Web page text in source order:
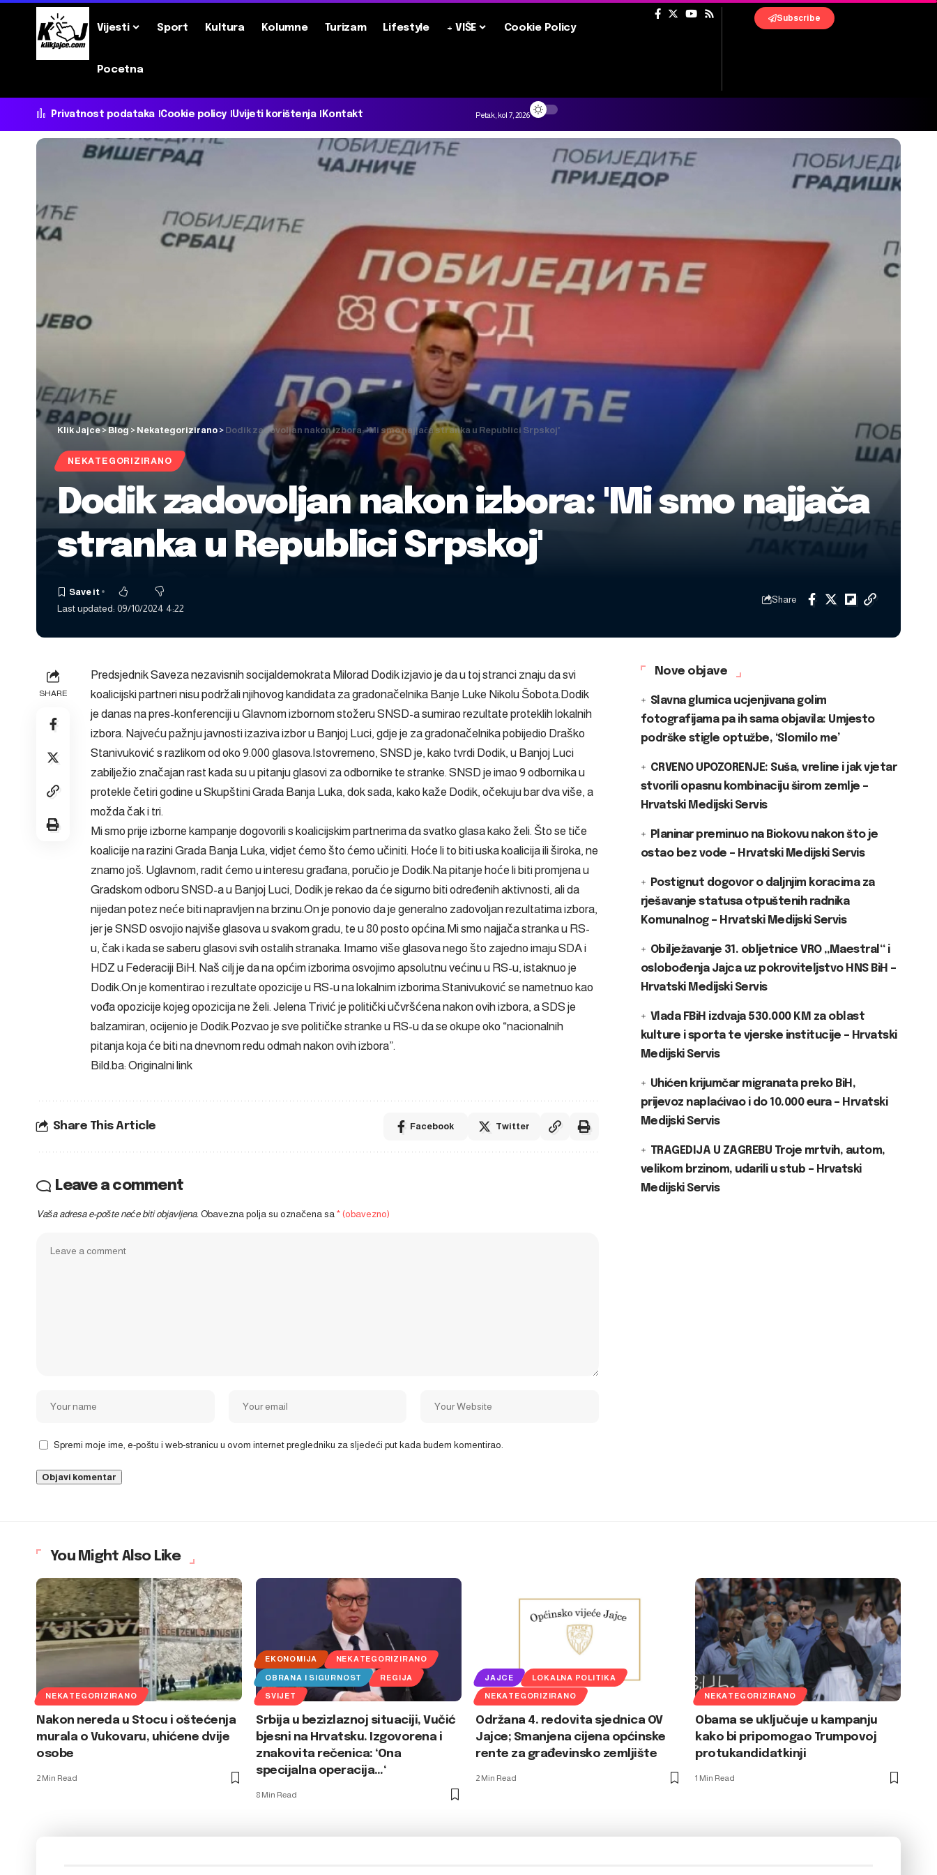
Vijesti Sport Kultura Kolumne Turizam Lifestyle + VIŠE Cookie Policy
Pocetna
Subscribe
Privatnost podataka Cookie policy Uvijeti korištenja Kontakt Petak, kol 7, 2026
Klik Jajce>Blog > Nekategorizirano > Dodik zadovoljan nakon izbora: 'Mi smo najjača stranka u Republici Srpskoj'
NEKATEGORIZIRANO
Dodik zadovoljan nakon izbora: 'Mi smo najjača
stranka u Republici Srpskoj'
Last updated: 09/10/2024 4:22
Share
SHARE
Predsjednik Saveza nezavisnih socijaldemokrata Milorad Dodik izjavio je da u toj stranci znaju da svi
koalicijski partneri nisu podržali njihovog kandidata za gradonačelnika Banje Luke Nikolu Šobota.Dodik
je danas na pres-konferenciji u Glavnom izbornom stožeru SNSD-a sumirao rezultate proteklih lokalnih
izbora. Najveću pažnju javnosti izaziva izbor u Banjoj Luci, gdje je za gradonačelnika pobijedio Draško
Stanivuković s razlikom od oko 9.000 glasova.Istovremeno, SNSD je, kako tvrdi Dodik, u Banjoj Luci
zabilježio značajan rast kada su u pitanju glasovi za odbornike te stranke. SNSD je imao 9 odbornika u
protekle četiri godine u Skupštini Grada Banja Luka, dok sada, kako kaže Dodik, očekuju bar dva više, a
možda čak i tri.
Mi smo prije izborne kampanje dogovorili s koalicijskim partnerima da svatko glasa kako želi. Što se tiče
koalicije na razini Grada Banja Luka, vidjet ćemo što ćemo učiniti. Hoće li to biti uska koalicija ili široka, ne
znamo još. Uglavnom, radit ćemo u interesu građana, poručio je Dodik.Na pitanje hoće li biti promjena u
Gradskom odboru SNSD-a u Banjoj Luci, Dodik je rekao da će sigurno biti određenih aktivnosti, ali da
nijedan potez neće biti napravljen na brzinu.On je ponovio da je generalno zadovoljan rezultatima izbora,
jer je SNSD osvojio najviše glasova u svakom gradu, te u 80 posto općina.Mi smo najjača stranka u RS-
u, čak i kada se saberu glasovi svih ostalih stranaka. Imamo više glasova nego što zajedno imaju SDA i
HDZ u Federaciji BiH. Naš cilj je da na općim izborima osvojimo apsolutnu većinu u RS-u, istaknuo je
Dodik.On je komentirao i rezultate opozicije u RS-u na lokalnim izborima.Stanivuković se nametnuo kao
vođa opozicije kojeg opozicija ne želi. Jelena Trivić je politički učvršćena nakon ovih izbora, a SDS je
balzamiran, ocijenio je Dodik.Pozvao je sve političke stranke u RS-u da se okupe oko “nacionalnih
pitanja koja će biti na dnevnom redu odmah nakon ovih izbora”.
Bild.ba: Originalni link
Share This Article Facebook Twitter
Leave a comment
Vaša adresa e-pošte neće biti objavljena. Obavezna polja su označena sa * (obavezno)
Spremi moje ime, e-poštu i web-stranicu u ovom internet pregledniku za sljedeći put kada budem komentirao.
Nove objave
Slavna glumica ucjenjivana golim
fotografijama pa ih sama objavila: Umjesto
podrške stigle optužbe, ‘Slomilo me’
CRVENO UPOZORENJE: Suša, vreline i jak vjetar
stvorili opasnu kombinaciju širom zemlje –
Hrvatski Medijski Servis
Planinar preminuo na Biokovu nakon što je
ostao bez vode – Hrvatski Medijski Servis
Postignut dogovor o daljnjim koracima za
rješavanje statusa otpuštenih radnika
Komunalnog – Hrvatski Medijski Servis
Obilježavanje 31. obljetnice VRO „Maestral“ i
oslobođenja Jajca uz pokroviteljstvo HNS BiH –
Hrvatski Medijski Servis
Vlada FBiH izdvaja 530.000 KM za oblast
kulture i sporta te vjerske institucije – Hrvatski
Medijski Servis
Uhićen krijumčar migranata preko BiH,
prijevoz naplaćivao i do 10.000 eura – Hrvatski
Medijski Servis
TRAGEDIJA U ZAGREBU Troje mrtvih, autom,
velikom brzinom, udarili u stub – Hrvatski
Medijski Servis
You Might Also Like
NEKATEGORIZIRANO
Nakon nereda u Stocu i oštećenja
murala o Vukovaru, uhićene dvije
osobe
2 Min Read
EKONOMIJA NEKATEGORIZIRANO
OBRANA I SIGURNOST REGIJA
SVIJET
Srbija u bezizlaznoj situaciji, Vučić
bjesni na Hrvatsku. Izgovorena i
znakovita rečenica: ‘Ona
specijalna operacija…‘
8 Min Read
JAJCE LOKALNA POLITIKA
NEKATEGORIZIRANO
Održana 4. redovita sjednica OV
Jajce; Smanjena cijena općinske
rente za građevinsko zemljište
2 Min Read
NEKATEGORIZIRANO
Obama se uključuje u kampanju
kako bi pripomogao Trumpovoj
protukandidatkinji
1 Min Read